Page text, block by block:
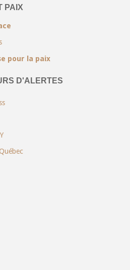
PAIX
pour la paix
D'ALERTES